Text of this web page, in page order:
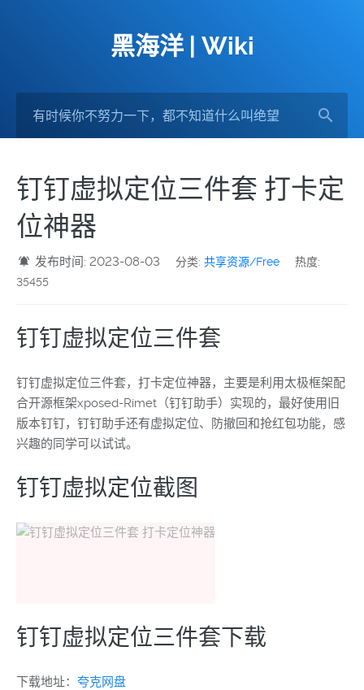
黑海洋 | Wiki
钉钉虚拟定位三件套 打卡定
位神器
发布时间: 2023-08-03 分类:共享资源/Free
热度:
35455
钉钉虚拟定位三件套
钉钉虚拟定位三件套，打卡定位神器，主要是利用太极框架配
合开源框架xposed-Rimet（钉钉助手）实现的，最好使用旧
版本钉钉，钉钉助手还有虚拟定位、防撤回和抢红包功能，感
兴趣的同学可以试试。
钉钉虚拟定位截图
钉钉虚拟定位三件套下载
下载地址： 夸克网盘